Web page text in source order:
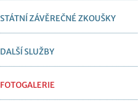
STÁTNÍ ZÁVĚREČNÉ ZKOUŠKY
DALŠÍ SLUŽBY
FOTOGALERIE